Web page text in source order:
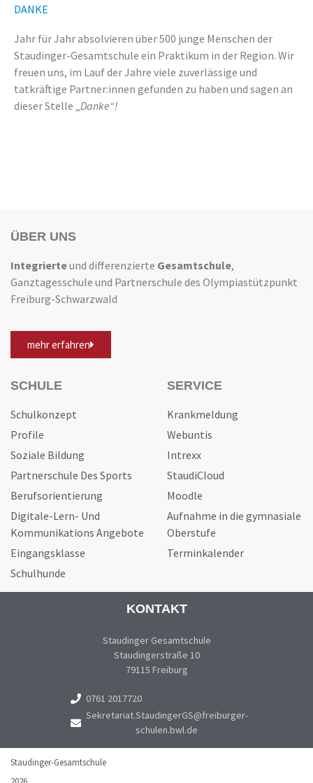
DANKE
Jahr für Jahr absolvieren über 500 junge Menschen der
Staudinger-Gesamtschule ein Praktikum in der Region. Wir
freuen uns, im Lauf der Jahre viele zuverlässige und
tatkräftige Partner:innen gefunden zu haben und sagen an
dieser Stelle „Danke“!
ÜBER UNS
Integrierteund differenzierte Gesamtschule,
Ganztagesschule und Partnerschule des Olympiastützpunkt
Freiburg-Schwarzwald
mehr erfahren
SCHULE
Schulkonzept
Profile
Soziale Bildung
Partnerschule Des Sports
Berufsorientierung
Digitale-Lern- Und
Kommunikations Angebote
Eingangsklasse
Schulhunde
SERVICE
Krankmeldung
Webuntis
Intrexx
StaudiCloud
Moodle
Aufnahme in die gymnasiale
Oberstufe
Terminkalender
KONTAKT
Staudinger Gesamtschule
Staudingerstraße 10
79115 Freiburg
0761 2017720
Sekretariat.StaudingerGS@freiburger-
schulen.bwl.de
Staudinger-Gesamtschule